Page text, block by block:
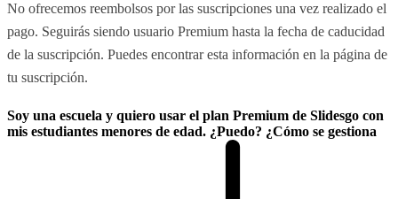
No ofrecemos reembolsos por las suscripciones una vez realizado el
pago. Seguirás siendo usuario Premium hasta la fecha de caducidad
de la suscripción. Puedes encontrar esta información en la página de
tu suscripción.
Soy una escuela y quiero usar el plan Premium de Slidesgo con
mis estudiantes menores de edad. ¿Puedo? ¿Cómo se gestiona